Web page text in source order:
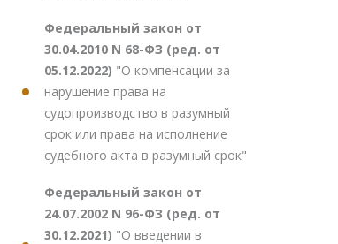
Федеральный закон от
30.04.2010 N 68-ФЗ (ред. от
05.12.2022) "О компенсации за
нарушение права на
судопроизводство в разумный
срок или права на исполнение
судебного акта в разумный срок"
Федеральный закон от
24.07.2002 N 96-ФЗ (ред. от
30.12.2021) "О введении в